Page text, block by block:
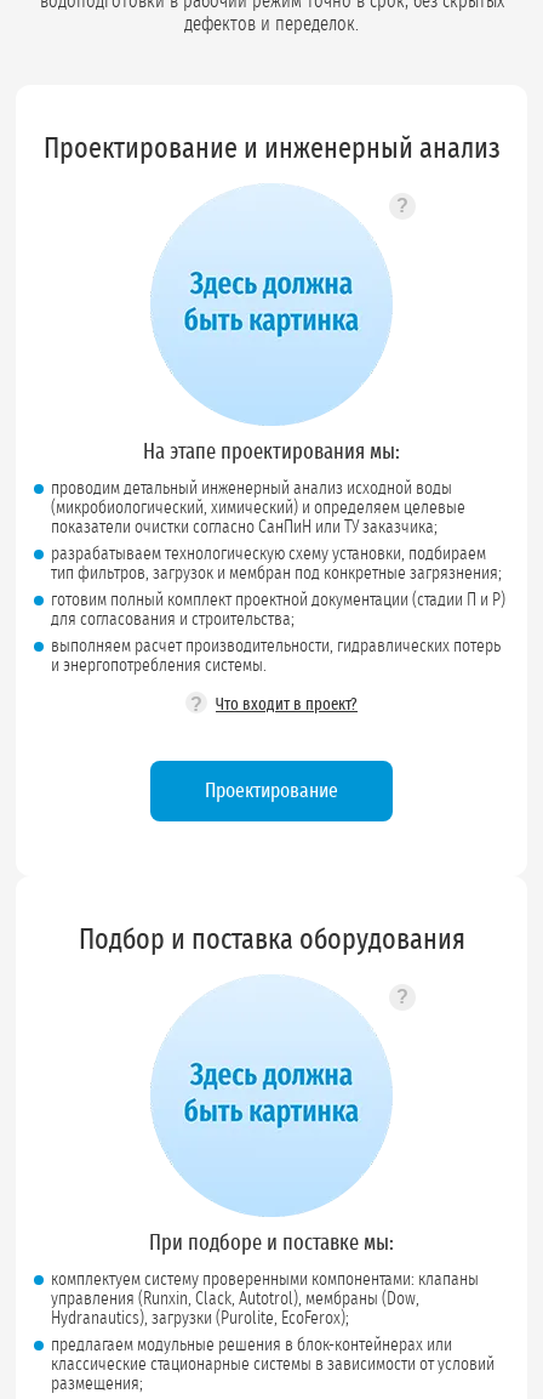
дефектов и переделок.
Проектирование и инженерный анализ
?Подсказка по
На этапе проектирования мы:
проводим детальный инженерный анализ исходной воды
(микробиологический, химический) и определяем целевые
показатели очистки согласно СанПиН или ТУ заказчика;
разрабатываем технологическую схему установки, подбираем
тип фильтров, загрузок и мембран под конкретные загрязнения;
готовим полный комплект проектной документации (стадии П и Р)
для согласования и строительства;
выполняем расчет производительности, гидравлических потерь
и энергопотребления системы.
? Что входит в проект?
Проектирование
Подбор и поставка оборудования
?Подсказка по
При подборе и поставке мы:
комплектуем систему проверенными компонентами: клапаны
управления (Runxin, Clack, Autotrol), мембраны (Dow,
Hydranautics), загрузки (Purolite, EcoFerox);
предлагаем модульные решения в блок-контейнерах или
классические стационарные системы в зависимости от условий
размещения;